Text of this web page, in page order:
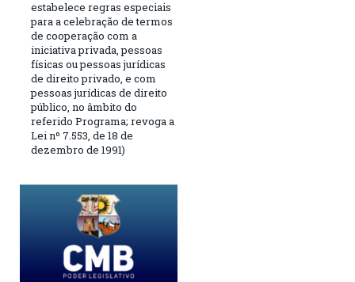
estabelece regras especiais
para a celebração de termos
de cooperação com a
iniciativa privada, pessoas
físicas ou pessoas jurídicas
de direito privado, e com
pessoas jurídicas de direito
público, no âmbito do
referido Programa; revoga a
Lei nº 7.553, de 18 de
dezembro de 1991)